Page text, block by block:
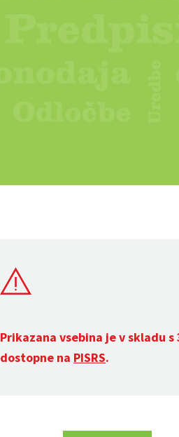
Prikazana vsebina je v skladu s
dostopne na PISRS.